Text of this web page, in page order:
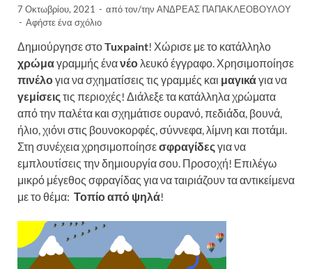
7 Οκτωβρίου, 2021 - από τον/την ΑΝΔΡΕΑΣ ΠΑΠΑΚΛΕΟΒΟΥΛΟΥ
- Αφήστε ένα σχόλιο
Δημιούργησε στοTuxpaint! Χώρισε με το κατάλληλο
χρώμαγραμμής ένανέολευκό έγγραφο. Χρησιμοποίησε
πινέλογια να σχηματίσεις τις γραμμές και μαγικάγια να
γεμίσειςτις περιοχές! Διάλεξε τα κατάλληλα χρώματα
από την παλέτα και σχημάτισε ουρανό, πεδιάδα, βουνά,
ήλιο, χιόνι στις βουνοκορφές, σύννεφα, λίμνη και ποτάμι.
Στη συνέχεια χρησιμοποίησεσφραγίδεςγια να
εμπλουτίσεις την δημιουργία σου. Προσοχή! Επιλέγω
μικρό μέγεθος σφραγίδας για να ταιριάζουν τα αντικείμενα
με το θέμα: Τοπίο από ψηλά!